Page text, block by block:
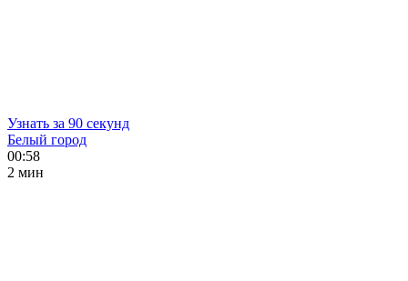
Узнать за 90 секунд
Белый город
00:58
2 мин